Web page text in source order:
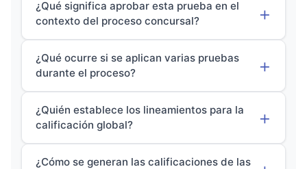
¿Qué significa aprobar esta prueba en el
contexto del proceso concursal?
¿Qué ocurre si se aplican varias pruebas
durante el proceso?
¿Quién establece los lineamientos para la
calificación global?
¿Cómo se generan las calificaciones de las